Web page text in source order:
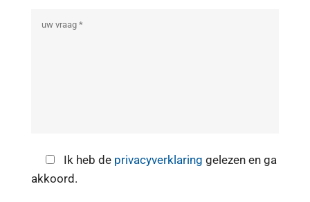
Ik heb de privacyverklaring gelezen en ga
akkoord.